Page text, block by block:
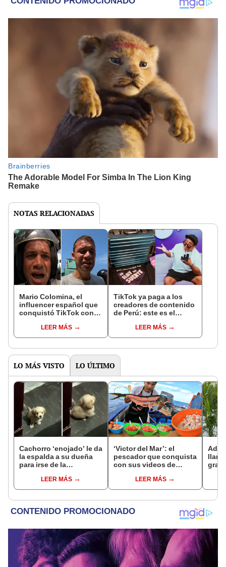
NOTAS RELACIONADAS
Mario Colomina, el
influencer español que
conquistó TikTok con
"Mi amor nació por la
gastronomía"
LEER MÁS
TikTok ya paga a los
creadores de contenido
de Perú: este es el
llegar a cobrar por 1.000
vistas
LEER MÁS
LO MÁS VISTO LO ÚLTIMO
Cachorro ‘enojado’ le da
la espalda a su dueña
para irse de la
ignoradoLEER MÁS
‘Victor del Mar’: el
pescador que conquista
con sus videos de
océanoLEER MÁS